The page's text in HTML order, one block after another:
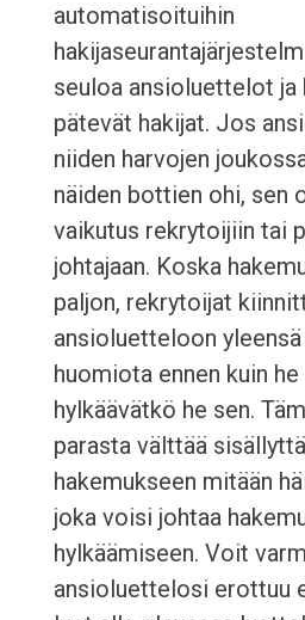
automatisoituihin
seuloa ansioluettelot ja
pätevät hakijat. Jos
niiden harvojen
näiden bottien ohi, sen
vaikutus rekrytoijiin tai
johtajaan. Koska
paljon, rekrytoijat
ansioluetteloon
huomiota ennen kuin
hylkäävätkö he sen.
parasta välttää
hakemukseen mitään
joka voisi johtaa
hylkäämiseen. Voit
ansioluettelosi erottuu